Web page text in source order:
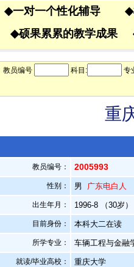
◆一对一个性化辅导 ◆
◆硕果累累的教学成果
教员编号 科目: 专
重
教员编号： 2005993
性别： 男 广东电白人
出生年月： 1996-8 （30岁）
目前身份： 本科大二在读
所学专业： 车辆工程与金融
就读/毕业高校： 重庆大学